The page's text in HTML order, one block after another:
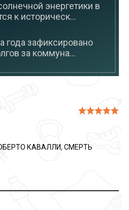
энергетики в
к историческ...
года зафиксировано
за коммуна...
КАВАЛЛИ, СМЕРТЬ